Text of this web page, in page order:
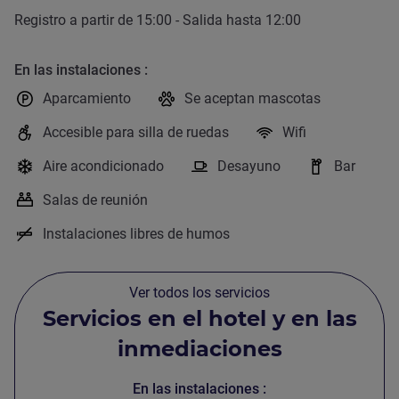
Registro a partir de 15:00 - Salida hasta 12:00
En las instalaciones
Aparcamiento
Se aceptan mascotas
Accesible para silla de ruedas
Wifi
Aire acondicionado
Desayuno
Bar
Salas de reunión
Instalaciones libres de humos
Ver todos los servicios
Servicios en el hotel y en las
inmediaciones
En las instalaciones